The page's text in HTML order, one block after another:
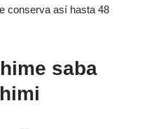
conserva así hasta 48
saba